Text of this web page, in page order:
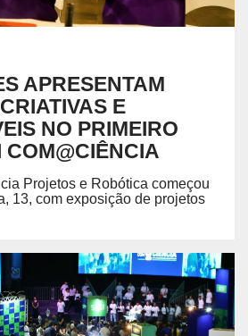
APRESENTAM
E
NO PRIMEIRO
COM@CIÊNCIA
Projetos e Robótica começou
13, com exposição de projetos